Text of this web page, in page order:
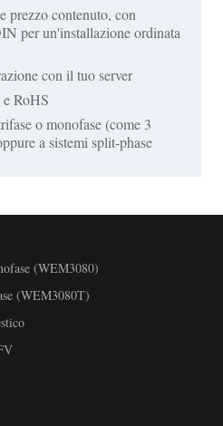
prezzo contenuto, con
per un'installazione ordinata
con il tuo server
RoHS
o monofase (come 3
a sistemi split-phase
(WEM3080)
(WEM3080T)